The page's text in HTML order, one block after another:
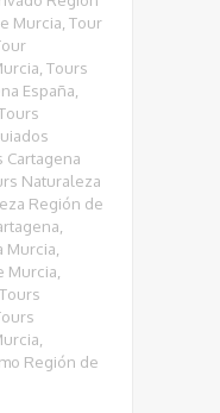
Murcia ,Tour
,Tours
España
Cartagena
Naturaleza
Región de
Murcia
Murcia
Tours
Región de